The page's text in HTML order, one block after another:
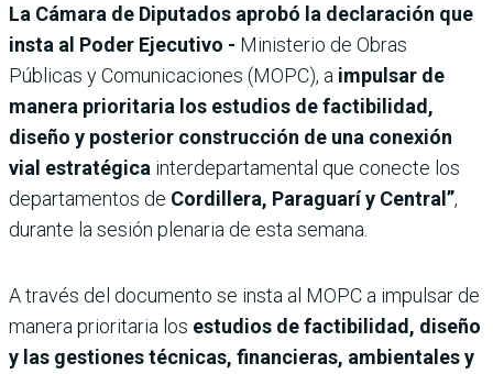
La Cámara de Diputados aprobó la declaración que
insta al Poder Ejecutivo - Ministerio de Obras
Públicas y Comunicaciones (MOPC), a impulsar de
manera prioritaria los estudios de factibilidad,
diseño y posterior construcción de una conexión
vial estratégica interdepartamental que conecte los
departamentos de Cordillera, Paraguarí y Central”,
durante la sesión plenaria de esta semana.
A través del documento se insta al MOPC a impulsar de
manera prioritaria los estudios de factibilidad, diseño
y las gestiones técnicas, financieras, ambientales y